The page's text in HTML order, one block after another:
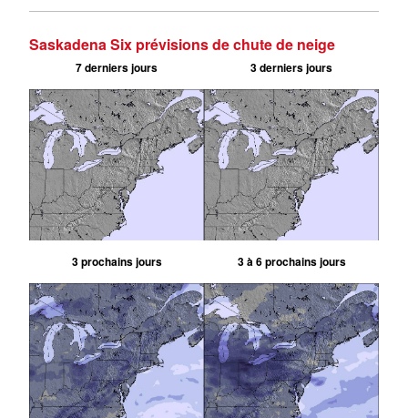
Saskadena Six prévisions de chute de neige
7 derniers jours 3 derniers jours
3 prochains jours 3 à 6 prochains jours